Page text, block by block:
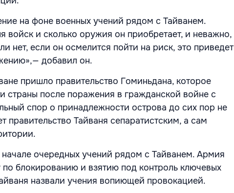
на фоне военных учений рядом с Тайванем.
войск и сколько оружия он приобретает, и неважно,
нет, если он осмелится пойти на риск, это приведет
добавил он.
пришло правительство Гоминьдана, которое
страны после поражения в гражданской войне с
спор о принадлежности острова до сих пор не
правительство Тайваня сепаратистским, а сам
очередных учений рядом с Тайванем. Армия
блокированию и взятию под контроль ключевых
назвали учения вопиющей провокацией.